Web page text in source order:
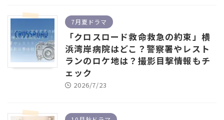
7月夏ドラマ
「クロスロード救命救急の約束」横
浜湾岸病院はどこ？警察署やレスト
ランのロケ地は？撮影目撃情報もチ
ェック
2026/7/23